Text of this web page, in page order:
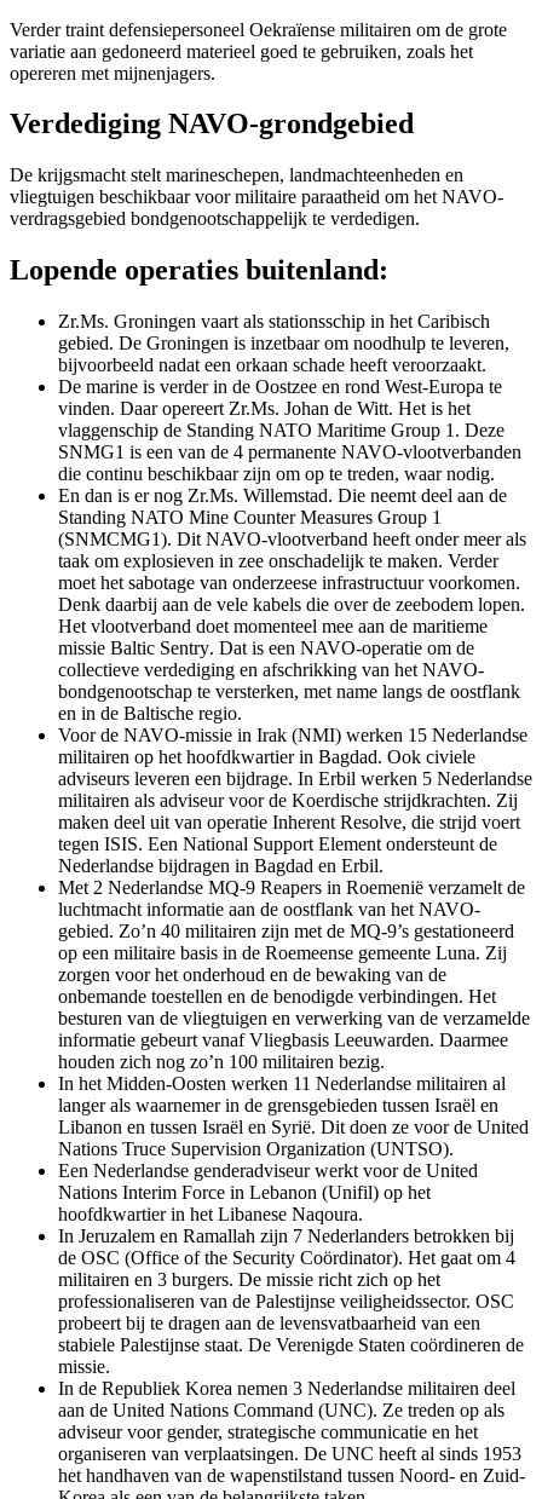
Verder traint defensiepersoneel Oekraïense militairen om de grote
variatie aan gedoneerd materieel goed te gebruiken, zoals het
opereren met mijnenjagers.
Verdediging NAVO-grondgebied
De krijgsmacht stelt marineschepen, landmachteenheden en
vliegtuigen beschikbaar voor militaire paraatheid om het NAVO-
verdragsgebied bondgenootschappelijk te verdedigen.
Lopende operaties buitenland:
Zr.Ms. Groningen vaart als stationsschip in het Caribisch
gebied. De Groningen is inzetbaar om noodhulp te leveren,
bijvoorbeeld nadat een orkaan schade heeft veroorzaakt.
De marine is verder in de Oostzee en rond West-Europa te
vinden. Daar opereert Zr.Ms. Johan de Witt. Het is het
vlaggenschip de Standing NATO Maritime Group 1 . Deze
SNMG1 is een van de 4 permanente NAVO-vlootverbanden
die continu beschikbaar zijn om op te treden, waar nodig.
En dan is er nog Zr.Ms. Willemstad. Die neemt deel aan de
Standing NATO Mine Counter Measures Group 1
(SNMCMG1). Dit NAVO-vlootverband heeft onder meer als
taak om explosieven in zee onschadelijk te maken. Verder
moet het sabotage van onderzeese infrastructuur voorkomen.
Denk daarbij aan de vele kabels die over de zeebodem lopen.
Het vlootverband doet momenteel mee aan de maritieme
missie Baltic Sentry. Dat is een NAVO-operatie om de
collectieve verdediging en afschrikking van het NAVO-
bondgenootschap te versterken, met name langs de oostflank
en in de Baltische regio.
Voor de NAVO-missie in Irak (NMI) werken 15 Nederlandse
militairen op het hoofdkwartier in Bagdad. Ook civiele
adviseurs leveren een bijdrage. In Erbil werken 5 Nederlandse
militairen als adviseur voor de Koerdische strijdkrachten. Zij
maken deel uit van operatie Inherent Resolve, die strijd voert
tegen ISIS. Een National Support Element ondersteunt de
Nederlandse bijdragen in Bagdad en Erbil.
Met 2 Nederlandse MQ-9 Reapers in Roemenië verzamelt de
luchtmacht informatie aan de oostflank van het NAVO-
gebied. Zo’n 40 militairen zijn met de MQ-9’s gestationeerd
op een militaire basis in de Roemeense gemeente Luna. Zij
zorgen voor het onderhoud en de bewaking van de
onbemande toestellen en de benodigde verbindingen. Het
besturen van de vliegtuigen en verwerking van de verzamelde
informatie gebeurt vanaf Vliegbasis Leeuwarden. Daarmee
houden zich nog zo’n 100 militairen bezig.
In het Midden-Oosten werken 11 Nederlandse militairen al
langer als waarnemer in de grensgebieden tussen Israël en
Libanon en tussen Israël en Syrië. Dit doen ze voor de United
Nations Truce Supervision Organization (UNTSO).
Een Nederlandse genderadviseur werkt voor de United
Nations Interim Force in Lebanon (Unifil) op het
hoofdkwartier in het Libanese Naqoura.
In Jeruzalem en Ramallah zijn 7 Nederlanders betrokken bij
de OSC (Office of the Security Coördinator). Het gaat om 4
militairen en 3 burgers. De missie richt zich op het
professionaliseren van de Palestijnse veiligheidssector. OSC
probeert bij te dragen aan de levensvatbaarheid van een
stabiele Palestijnse staat. De Verenigde Staten coördineren de
missie.
In de Republiek Korea nemen 3 Nederlandse militairen deel
aan de United Nations Command (UNC). Ze treden op als
adviseur voor gender, strategische communicatie en het
organiseren van verplaatsingen. De UNC heeft al sinds 1953
het handhaven van de wapenstilstand tussen Noord- en Zuid-